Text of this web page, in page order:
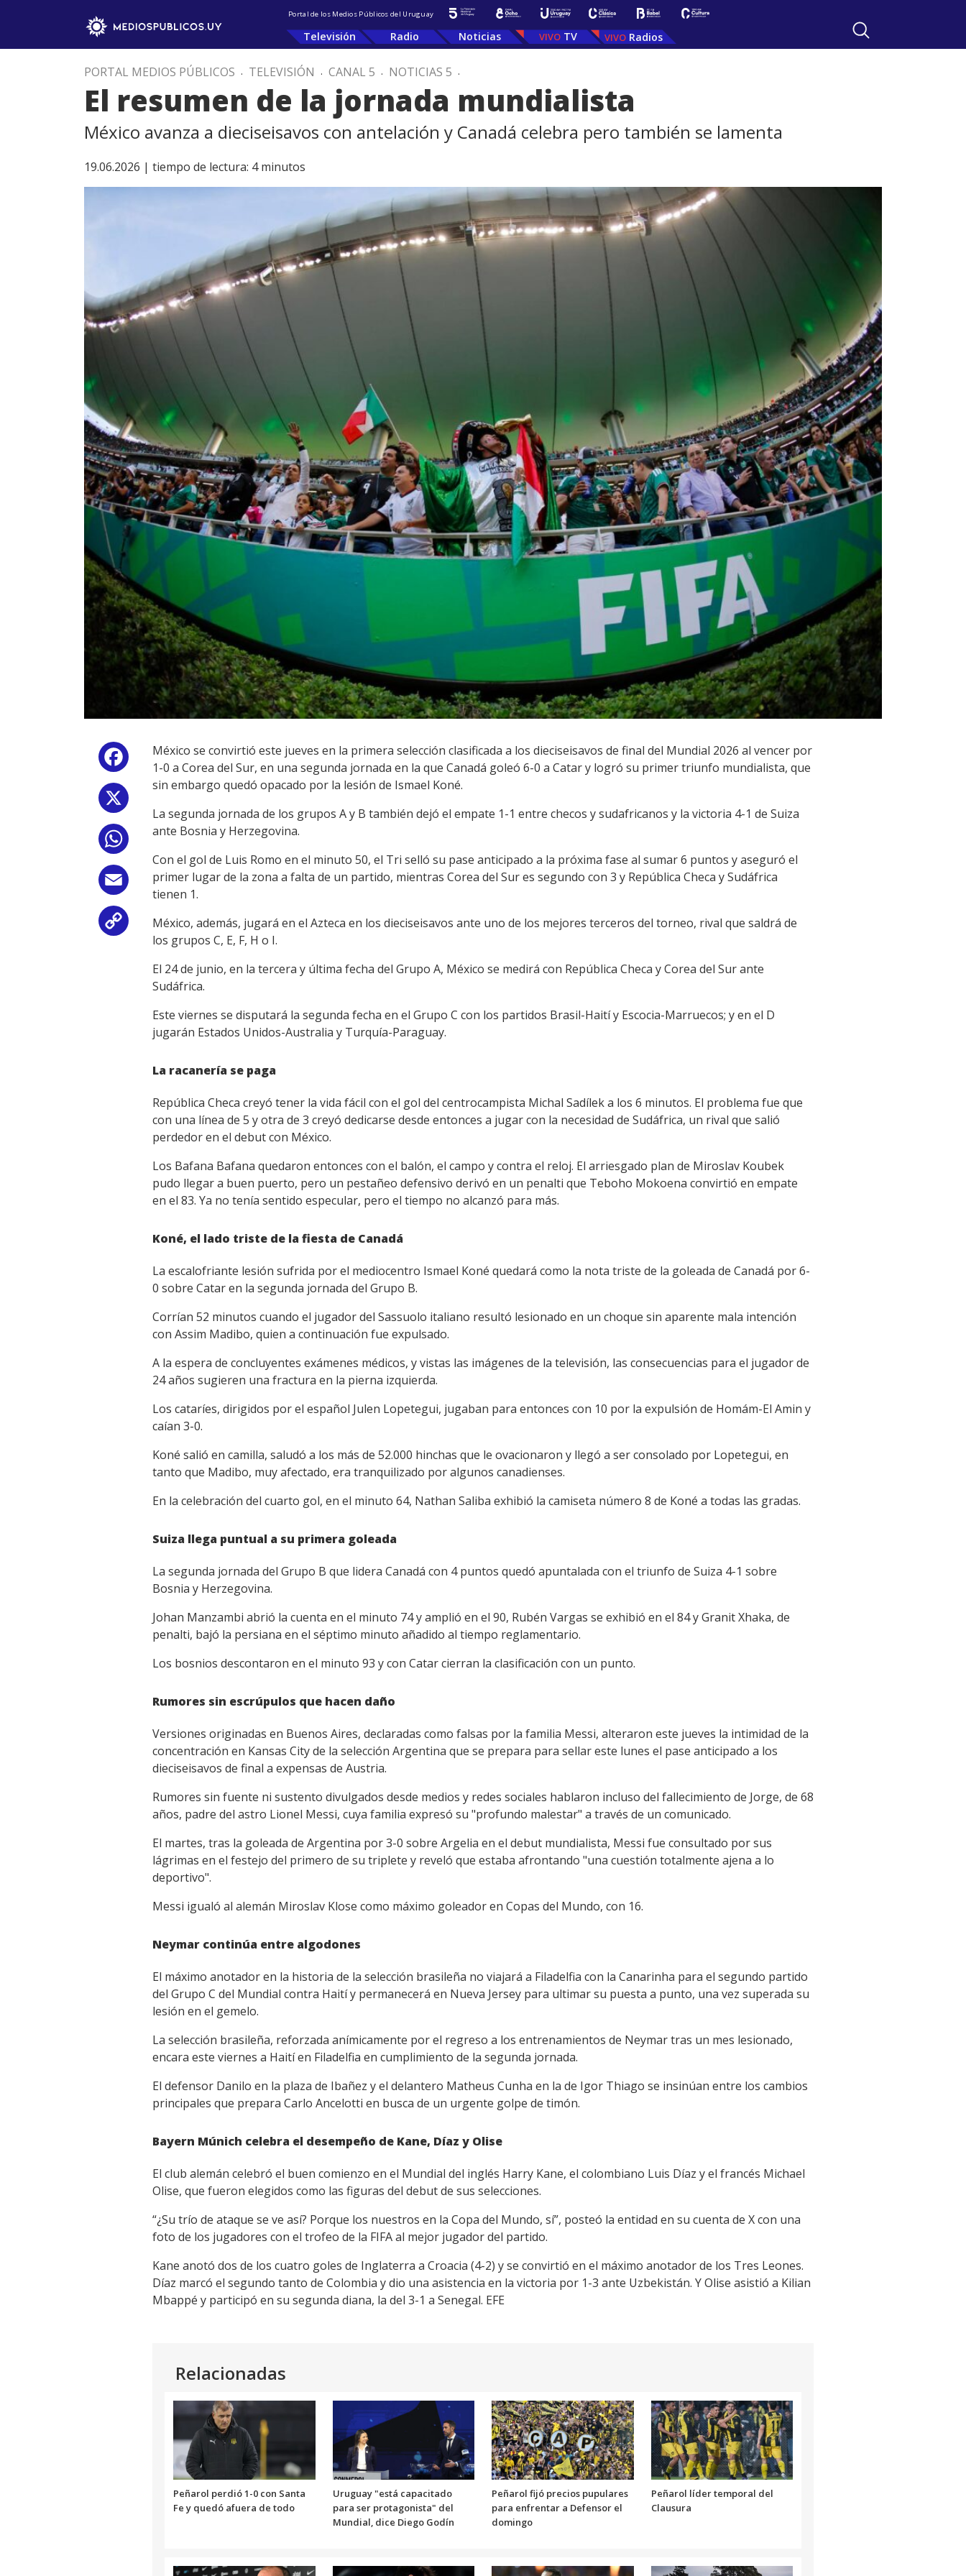
Portal de los Medios Públicos del Uruguay
Televisión Radio Noticias TV Radios
PORTAL MEDIOS PÚBLICOS . TELEVISIÓN . CANAL 5 . NOTICIAS 5 .
El resumen de la jornada mundialista
México avanza a dieciseisavos con antelación y Canadá celebra pero también se lamenta
19.06.2026 | tiempo de lectura: 4 minutos
Facebook
Email
Copy
México se convirtió este jueves en la primera selección clasificada a los dieciseisavos de final del Mundial 2026 al vencer por
1-0 a Corea del Sur, en una segunda jornada en la que Canadá goleó 6-0 a Catar y logró su primer triunfo mundialista, que
sin embargo quedó opacado por la lesión de Ismael Koné.
La segunda jornada de los grupos A y B también dejó el empate 1-1 entre checos y sudafricanos y la victoria 4-1 de Suiza
ante Bosnia y Herzegovina.
Con el gol de Luis Romo en el minuto 50, el Tri selló su pase anticipado a la próxima fase al sumar 6 puntos y aseguró el
primer lugar de la zona a falta de un partido, mientras Corea del Sur es segundo con 3 y República Checa y Sudáfrica
tienen 1.
México, además, jugará en el Azteca en los dieciseisavos ante uno de los mejores terceros del torneo, rival que saldrá de
los grupos C, E, F, H o I.
El 24 de junio, en la tercera y última fecha del Grupo A, México se medirá con República Checa y Corea del Sur ante
Sudáfrica.
Este viernes se disputará la segunda fecha en el Grupo C con los partidos Brasil-Haití y Escocia-Marruecos; y en el D
jugarán Estados Unidos-Australia y Turquía-Paraguay.
La racanería se paga
República Checa creyó tener la vida fácil con el gol del centrocampista Michal Sadílek a los 6 minutos. El problema fue que
con una línea de 5 y otra de 3 creyó dedicarse desde entonces a jugar con la necesidad de Sudáfrica, un rival que salió
perdedor en el debut con México.
Los Bafana Bafana quedaron entonces con el balón, el campo y contra el reloj. El arriesgado plan de Miroslav Koubek
pudo llegar a buen puerto, pero un pestañeo defensivo derivó en un penalti que Teboho Mokoena convirtió en empate
en el 83. Ya no tenía sentido especular, pero el tiempo no alcanzó para más.
Koné, el lado triste de la fiesta de Canadá
La escalofriante lesión sufrida por el mediocentro Ismael Koné quedará como la nota triste de la goleada de Canadá por 6-
0 sobre Catar en la segunda jornada del Grupo B.
Corrían 52 minutos cuando el jugador del Sassuolo italiano resultó lesionado en un choque sin aparente mala intención
con Assim Madibo, quien a continuación fue expulsado.
A la espera de concluyentes exámenes médicos, y vistas las imágenes de la televisión, las consecuencias para el jugador de
24 años sugieren una fractura en la pierna izquierda.
Los cataríes, dirigidos por el español Julen Lopetegui, jugaban para entonces con 10 por la expulsión de Homám-El Amin y
caían 3-0.
Koné salió en camilla, saludó a los más de 52.000 hinchas que le ovacionaron y llegó a ser consolado por Lopetegui, en
tanto que Madibo, muy afectado, era tranquilizado por algunos canadienses.
En la celebración del cuarto gol, en el minuto 64, Nathan Saliba exhibió la camiseta número 8 de Koné a todas las gradas.
Suiza llega puntual a su primera goleada
La segunda jornada del Grupo B que lidera Canadá con 4 puntos quedó apuntalada con el triunfo de Suiza 4-1 sobre
Bosnia y Herzegovina.
Johan Manzambi abrió la cuenta en el minuto 74 y amplió en el 90, Rubén Vargas se exhibió en el 84 y Granit Xhaka, de
penalti, bajó la persiana en el séptimo minuto añadido al tiempo reglamentario.
Los bosnios descontaron en el minuto 93 y con Catar cierran la clasificación con un punto.
Rumores sin escrúpulos que hacen daño
Versiones originadas en Buenos Aires, declaradas como falsas por la familia Messi, alteraron este jueves la intimidad de la
concentración en Kansas City de la selección Argentina que se prepara para sellar este lunes el pase anticipado a los
dieciseisavos de final a expensas de Austria.
Rumores sin fuente ni sustento divulgados desde medios y redes sociales hablaron incluso del fallecimiento de Jorge, de 68
años, padre del astro Lionel Messi, cuya familia expresó su "profundo malestar" a través de un comunicado.
El martes, tras la goleada de Argentina por 3-0 sobre Argelia en el debut mundialista, Messi fue consultado por sus
lágrimas en el festejo del primero de su triplete y reveló que estaba afrontando "una cuestión totalmente ajena a lo
deportivo".
Messi igualó al alemán Miroslav Klose como máximo goleador en Copas del Mundo, con 16.
Neymar continúa entre algodones
El máximo anotador en la historia de la selección brasileña no viajará a Filadelfia con la Canarinha para el segundo partido
del Grupo C del Mundial contra Haití y permanecerá en Nueva Jersey para ultimar su puesta a punto, una vez superada su
lesión en el gemelo.
La selección brasileña, reforzada anímicamente por el regreso a los entrenamientos de Neymar tras un mes lesionado,
encara este viernes a Haití en Filadelfia en cumplimiento de la segunda jornada.
El defensor Danilo en la plaza de Ibañez y el delantero Matheus Cunha en la de Igor Thiago se insinúan entre los cambios
principales que prepara Carlo Ancelotti en busca de un urgente golpe de timón.
Bayern Múnich celebra el desempeño de Kane, Díaz y Olise
El club alemán celebró el buen comienzo en el Mundial del inglés Harry Kane, el colombiano Luis Díaz y el francés Michael
Olise, que fueron elegidos como las figuras del debut de sus selecciones.
“¿Su trío de ataque se ve así? Porque los nuestros en la Copa del Mundo, sí”, posteó la entidad en su cuenta de X con una
foto de los jugadores con el trofeo de la FIFA al mejor jugador del partido.
Kane anotó dos de los cuatro goles de Inglaterra a Croacia (4-2) y se convirtió en el máximo anotador de los Tres Leones.
Díaz marcó el segundo tanto de Colombia y dio una asistencia en la victoria por 1-3 ante Uzbekistán. Y Olise asistió a Kilian
Mbappé y participó en su segunda diana, la del 3-1 a Senegal. EFE
Relacionadas
Peñarol perdió 1-0 con Santa
Fe y quedó afuera de todo
Uruguay "está capacitado
para ser protagonista" del
Mundial, dice Diego Godín
Peñarol fijó precios pupulares
para enfrentar a Defensor el
domingo
Peñarol líder temporal del
Clausura